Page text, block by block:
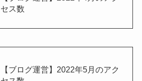
セス数
【ブログ運営】2022年5月のアク